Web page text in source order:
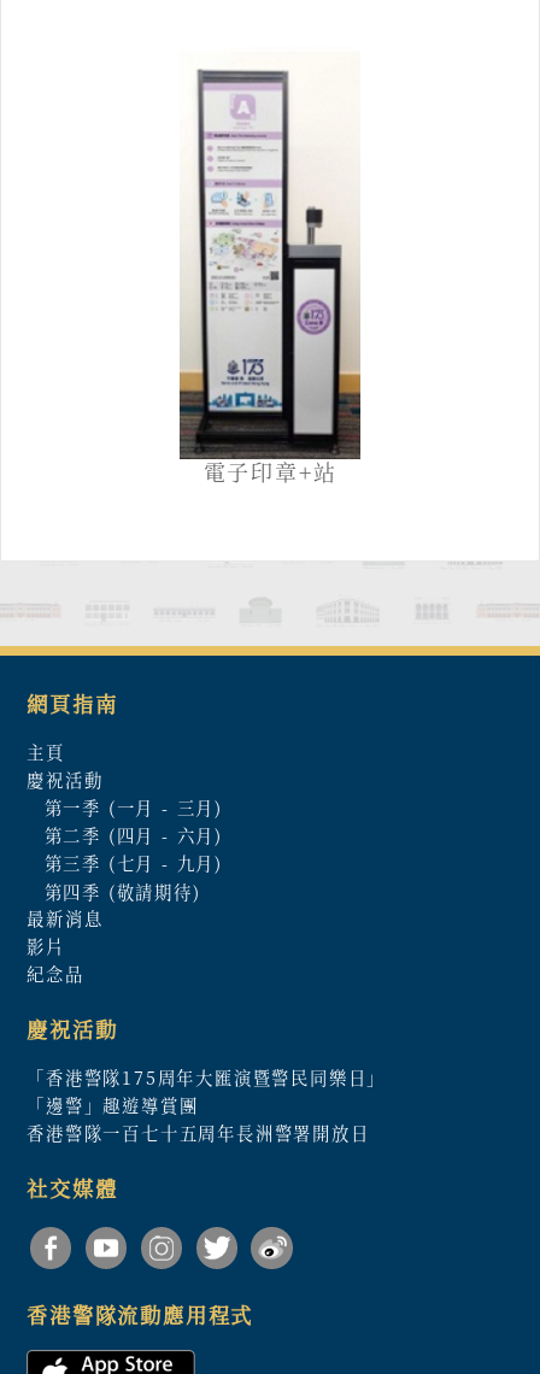
電子印章+站
網頁指南
主頁
慶祝活動
第一季 (一月 - 三月)
第二季 (四月 - 六月)
第三季 (七月 - 九月)
第四季 (敬請期待)
最新消息
影片
紀念品
慶祝活動
「香港警隊175周年大匯演暨警民同樂日」
「邊警」趣遊導賞團
香港警隊一百七十五周年長洲警署開放日
社交媒體
香港警隊流動應用程式